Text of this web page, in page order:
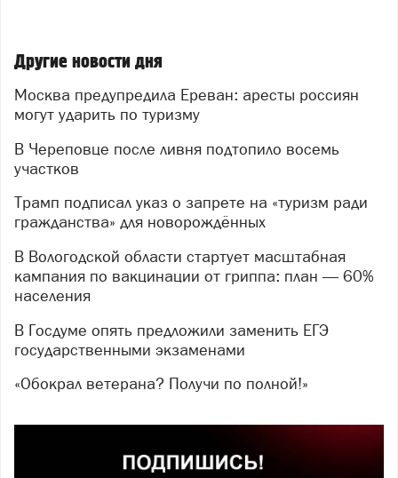
Другие новости дня
Москва предупредила Ереван: аресты россиян
могут ударить по туризму
В Череповце после ливня подтопило восемь
участков
Трамп подписал указ о запрете на «туризм ради
гражданства» для новорождённых
В Вологодской области стартует масштабная
кампания по вакцинации от гриппа: план — 60%
населения
В Госдуме опять предложили заменить ЕГЭ
государственными экзаменами
«Обокрал ветерана? Получи по полной!»